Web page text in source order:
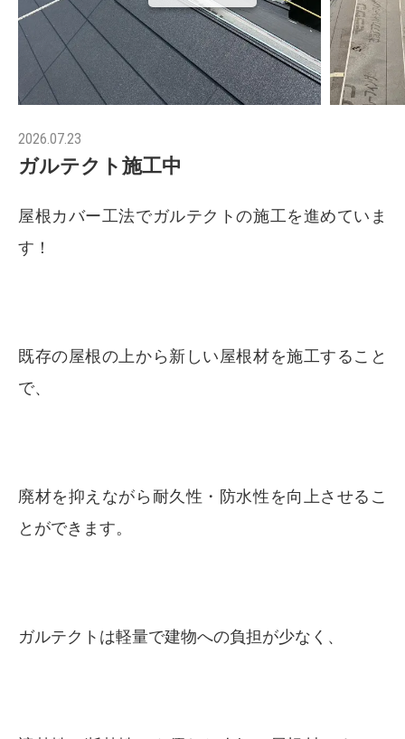
2026.07.23
ガルテクト施工中
屋根カバー工法でガルテクトの施工を進めていま
す！
既存の屋根の上から新しい屋根材を施工すること
で、
廃材を抑えながら耐久性・防水性を向上させるこ
とができます。
ガルテクトは軽量で建物への負担が少なく、